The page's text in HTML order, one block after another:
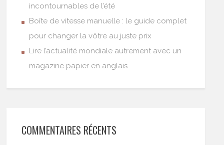
incontournables de l’été
Boîte de vitesse manuelle : le guide complet
pour changer la vôtre au juste prix
Lire l’actualité mondiale autrement avec un
magazine papier en anglais
COMMENTAIRES RÉCENTS